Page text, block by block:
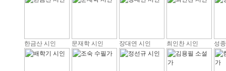
한금산 시인 문재학 시인 장대연 시인 최인찬 시인 성